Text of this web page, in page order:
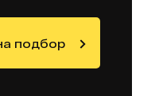
подбор